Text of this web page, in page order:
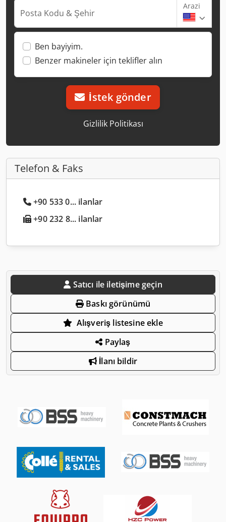
Posta Kodu & Şehir
Arazi
Ben bayiyim.
Benzer makineler için teklifler alın
İstek gönder
Gizlilik Politikası
Telefon & Faks
+90 533 0... ilanlar
+90 232 8... ilanlar
Satıcı ile iletişime geçin
Baskı görünümü
Alışveriş listesine ekle
Paylaş
İlanı bildir